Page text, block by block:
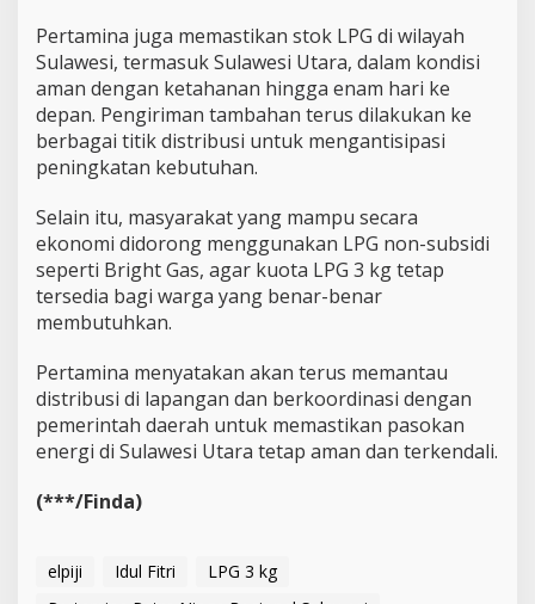
Pertamina juga memastikan stok LPG di wilayah
Sulawesi, termasuk Sulawesi Utara, dalam kondisi
aman dengan ketahanan hingga enam hari ke
depan. Pengiriman tambahan terus dilakukan ke
berbagai titik distribusi untuk mengantisipasi
peningkatan kebutuhan.
Selain itu, masyarakat yang mampu secara
ekonomi didorong menggunakan LPG non-subsidi
seperti Bright Gas, agar kuota LPG 3 kg tetap
tersedia bagi warga yang benar-benar
membutuhkan.
Pertamina menyatakan akan terus memantau
distribusi di lapangan dan berkoordinasi dengan
pemerintah daerah untuk memastikan pasokan
energi di Sulawesi Utara tetap aman dan terkendali.
(***/Finda)
elpiji Idul Fitri
LPG 3 kg